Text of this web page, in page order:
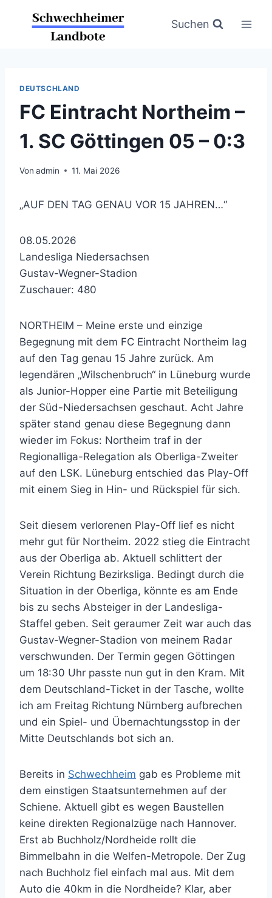
Suchen
DEUTSCHLAND
FC Eintracht Northeim –
1. SC Göttingen 05 – 0:3
Von admin 11. Mai 2026
„AUF DEN TAG GENAU VOR 15 JAHREN…“
08.05.2026
Landesliga Niedersachsen
Gustav-Wegner-Stadion
Zuschauer: 480
NORTHEIM – Meine erste und einzige
Begegnung mit dem FC Eintracht Northeim lag
auf den Tag genau 15 Jahre zurück. Am
legendären „Wilschenbruch“ in Lüneburg wurde
als Junior-Hopper eine Partie mit Beteiligung
der Süd-Niedersachsen geschaut. Acht Jahre
später stand genau diese Begegnung dann
wieder im Fokus: Northeim traf in der
Regionalliga-Relegation als Oberliga-Zweiter
auf den LSK. Lüneburg entschied das Play-Off
mit einem Sieg in Hin- und Rückspiel für sich.
Seit diesem verlorenen Play-Off lief es nicht
mehr gut für Northeim. 2022 stieg die Eintracht
aus der Oberliga ab. Aktuell schlittert der
Verein Richtung Bezirksliga. Bedingt durch die
Situation in der Oberliga, könnte es am Ende
bis zu sechs Absteiger in der Landesliga-
Staffel geben. Seit geraumer Zeit war auch das
Gustav-Wegner-Stadion von meinem Radar
verschwunden. Der Termin gegen Göttingen
um 18:30 Uhr passte nun gut in den Kram. Mit
dem Deutschland-Ticket in der Tasche, wollte
ich am Freitag Richtung Nürnberg aufbrechen
und ein Spiel- und Übernachtungsstop in der
Mitte Deutschlands bot sich an.
Bereits in Schwechheim gab es Probleme mit
dem einstigen Staatsunternehmen auf der
Schiene. Aktuell gibt es wegen Baustellen
keine direkten Regionalzüge nach Hannover.
Erst ab Buchholz/Nordheide rollt die
Bimmelbahn in die Welfen-Metropole. Der Zug
nach Buchholz fiel einfach mal aus. Mit dem
Auto die 40km in die Nordheide? Klar, aber